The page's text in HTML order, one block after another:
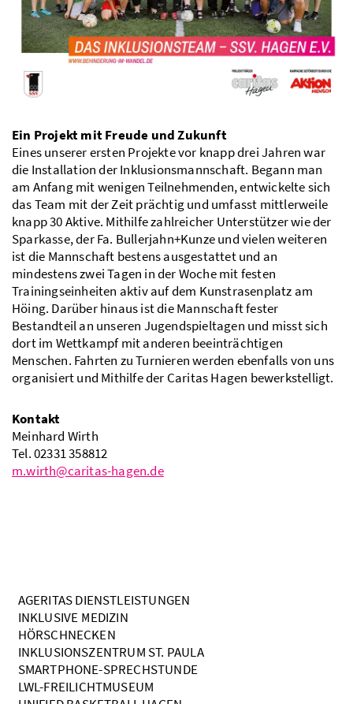
Ein Projekt mit Freude und Zukunft
Eines unserer ersten Projekte vor knapp drei Jahren war
die Installation der Inklusionsmannschaft. Begann man
am Anfang mit wenigen Teilnehmenden, entwickelte sich
das Team mit der Zeit prächtig und umfasst mittlerweile
knapp 30 Aktive. Mithilfe zahlreicher Unterstützer wie der
Sparkasse, der Fa. Bullerjahn+Kunze und vielen weiteren
ist die Mannschaft bestens ausgestattet und an
mindestens zwei Tagen in der Woche mit festen
Trainingseinheiten aktiv auf dem Kunstrasenplatz am
Höing. Darüber hinaus ist die Mannschaft fester
Bestandteil an unseren Jugendspieltagen und misst sich
dort im Wettkampf mit anderen beeinträchtigen
Menschen. Fahrten zu Turnieren werden ebenfalls von uns
organisiert und Mithilfe der Caritas Hagen bewerkstelligt.
Kontakt
Meinhard Wirth
Tel. 02331 358812
m.wirth@caritas-hagen.de
AGERITAS DIENSTLEISTUNGEN
INKLUSIVE MEDIZIN
HÖRSCHNECKEN
INKLUSIONSZENTRUM ST. PAULA
SMARTPHONE-SPRECHSTUNDE
LWL-FREILICHTMUSEUM